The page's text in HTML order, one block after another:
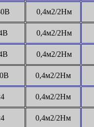
0,4м2/2Нм
0,4м2/2Нм
0,4м2/2Нм
0,4м2/2Нм
0,4м2/2Нм
0,4м2/2Нм